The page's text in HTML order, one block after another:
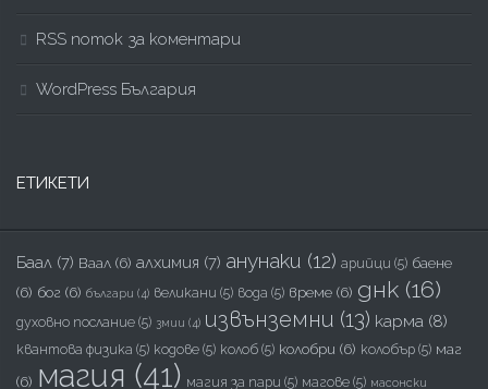
RSS поток за коментари
WordPress България
ЕТИКЕТИ
Баал (7) Ваал (6) алхимия (7) анунаки (12) арийци (5) баене
(6) бог (6) българи (4) великани (5) вода (5) време (6) днк (16)
духовно послание (5) змии (4) извънземни (13) карма (8)
квантова физика (5) кодове (5) колоб (5) колобри (6) колобър (5) маг
(6) магия (41) магия за пари (5) магове (5) масонски